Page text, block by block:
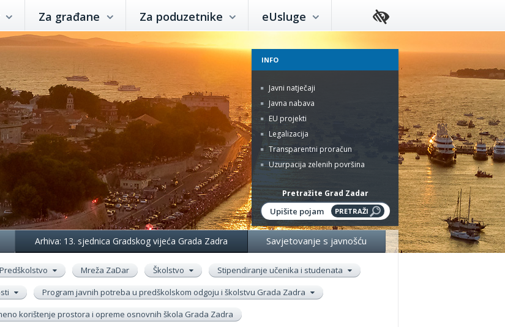
Za građane Za poduzetnike eUsluge
INFO
Javni natječaji
Javna nabava
EU projekti
Legalizacija
Transparentni proračun
Uzurpacija zelenih površina
Pretražite Grad Zadar
Arhiva: 13. sjednica Gradskog vijeća Grada Zadra Savjetovanje s javnošću
Predškolstvo Mreža ZaDar Školstvo
Stipendiranje učenika i studenata
Program javnih potreba u predškolskom odgoju i školstvu Grada Zadra
korištenje prostora i opreme osnovnih škola Grada Zadra